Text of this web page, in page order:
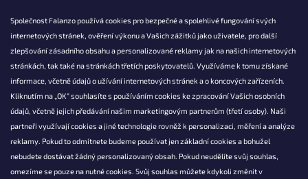
Společnost Falanzo používá cookies pro bezpečné a spolehlivé fungování svých
internetových stránek, ověření výkonu a Vašich zážitků jako uživatele, pro další
zlepšování zásadního obsahu a personalizované reklamy jak na našich internetových
stránkách, tak také na stránkách třetích poskytovatelů. Využíváme k tomu získané
informace, včetně údajů o užívání internetových stránek a o koncových zařízeních.
Kliknutím na „OK“ souhlasíte s používáním cookies ke zpracování Vašich osobních
údajů, včetně jejich předávání našim marketingovým partnerům (třetí osoby). Naši
partneři využívají cookies a jiné technologie rovněž k personalizaci, měření a analýze
reklamy. Pokud to odmítnete budeme používat jen základní cookies a bohužel
nebudete dostávat žádný personalizovaný obsah. Pokud neudělíte svůj souhlas,
omezíme se pouze na nutné cookies. Svůj souhlas můžete kdykoli změnit v
KONTAKT
info@falanzo.cz
Falanzo.cz
FalanzoCZ